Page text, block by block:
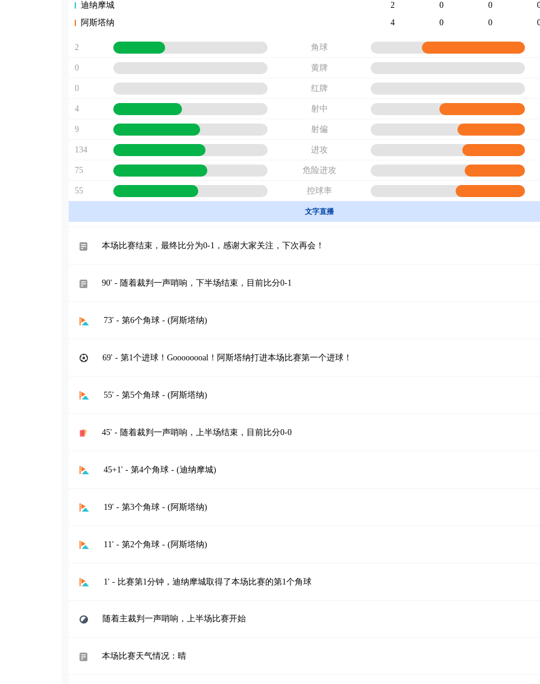
迪纳摩城 2 0 0
阿斯塔纳
4 0 0
2 角球
0 黄牌
0 红牌
4 射中
9 射偏
134 进攻
75 危险进攻
55 控球率
文字直播
本场比赛结束，最终比分为0-1，感谢大家关注，下次再会！
90' - 随着裁判一声哨响，下半场结束，目前比分0-1
73' - 第6个角球 - (阿斯塔纳)
69' - 第1个进球！Goooooooal！阿斯塔纳打进本场比赛第一个进球！
55' - 第5个角球 - (阿斯塔纳)
45' - 随着裁判一声哨响，上半场结束，目前比分0-0
45+1' - 第4个角球 - (迪纳摩城)
19' - 第3个角球 - (阿斯塔纳)
11' - 第2个角球 - (阿斯塔纳)
1' - 比赛第1分钟，迪纳摩城取得了本场比赛的第1个角球
随着主裁判一声哨响，上半场比赛开始
本场比赛天气情况：晴